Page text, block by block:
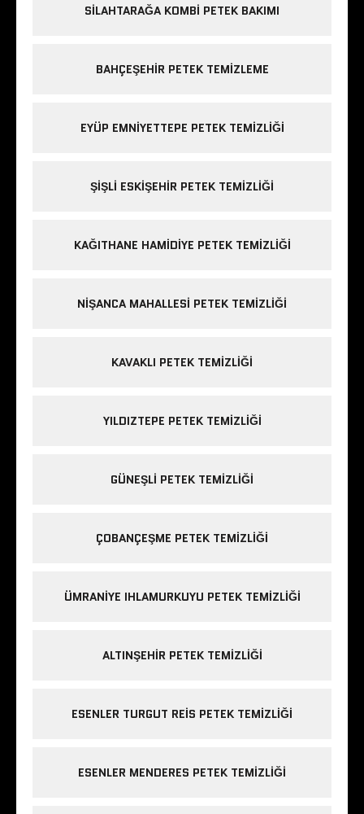
SILAHTARAĞA KOMBI PETEK BAKIMI
BAHÇEŞEHIR PETEK TEMIZLEME
EYÜP EMNIYETTEPE PETEK TEMIZLIĞI
ŞIŞLI ESKIŞEHIR PETEK TEMIZLIĞI
KAĞITHANE HAMIDIYE PETEK TEMIZLIĞI
NIŞANCA MAHALLESI PETEK TEMIZLIĞI
KAVAKLI PETEK TEMIZLIĞI
YILDIZTEPE PETEK TEMIZLIĞI
GÜNEŞLI PETEK TEMIZLIĞI
ÇOBANÇEŞME PETEK TEMIZLIĞI
ÜMRANIYE IHLAMURKUYU PETEK TEMIZLIĞI
ALTINŞEHIR PETEK TEMIZLIĞI
ESENLER TURGUT REIS PETEK TEMIZLIĞI
ESENLER MENDERES PETEK TEMIZLIĞI